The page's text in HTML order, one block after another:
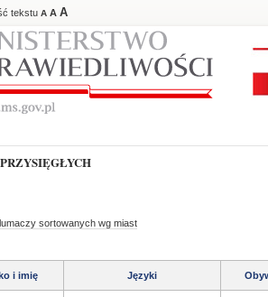
tekstu A A A
sortowanych wg miast
i imię Języki